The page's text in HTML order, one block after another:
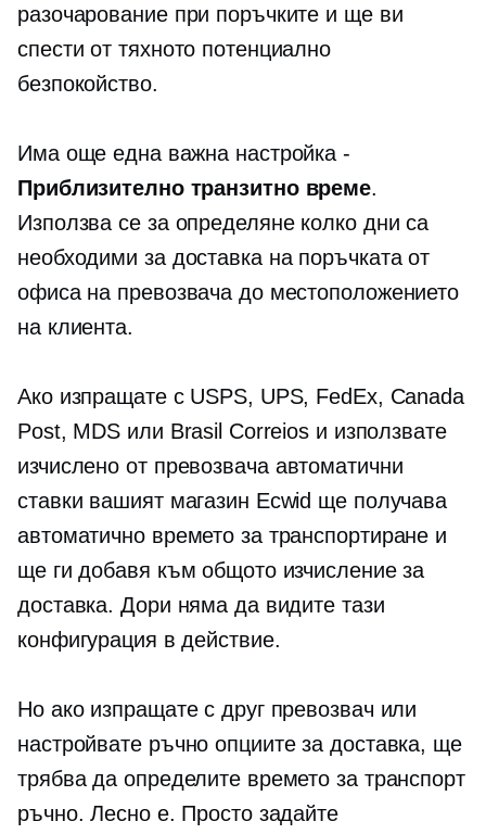
разочарование при поръчките и ще ви
спести от тяхното потенциално
безпокойство.
Има още една важна настройка -
Приблизително транзитно време.
Използва се за определяне колко дни са
необходими за доставка на поръчката от
офиса на превозвача до местоположението
на клиента.
Ако изпращате с USPS, UPS, FedEx, Canada
Post, MDS или Brasil Correios и използвате
изчислено от превозвачаавтоматични
ставки вашият магазин Ecwid ще получава
автоматично времето за транспортиране и
ще ги добавя към общото изчисление за
доставка. Дори няма да видите тази
конфигурация в действие.
Но ако изпращате с друг превозвач или
настройвате ръчно опциите за доставка, ще
трябва да определите времето за транспорт
ръчно. Лесно е. Просто задайте